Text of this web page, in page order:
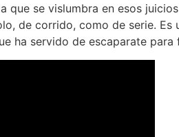
se vislumbra en esos
de corrido, como de serie. Es
ha servido de escaparate para